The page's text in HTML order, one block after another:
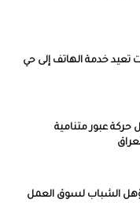
الاتصالات تعيد خدمة الهاتف إلى حي
عبور متنامية
تؤهل الشباب لسوق العمل